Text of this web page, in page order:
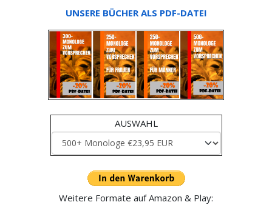
UNSERE BÜCHER ALS PDF-DATEI
AUSWAHL
Weitere Formate auf Amazon & Play: